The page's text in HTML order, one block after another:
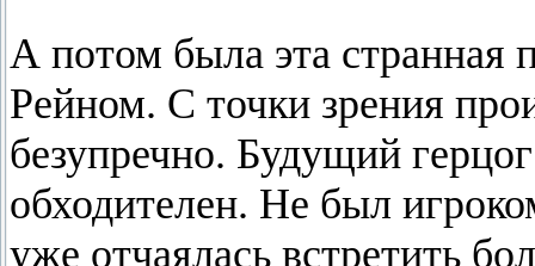
А потом была эта
Рейном. С точки зрения
безупречно. Будущий
обходителен. Не был
уже отчаялась встретить